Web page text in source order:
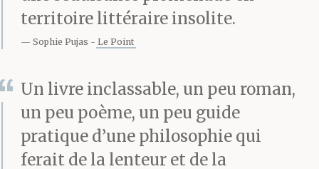
petit monde lui disait
salut, on t’attendait. Lui
glissait de plus en plus
bas et il a demandé au
petit monde : Mais c’est
territoire littéraire insolite.
Sophie Pujas Le Point
Un livre inclassable, un peu roman,
un peu poème, un peu guide
pratique d’une philosophie qui
ferait de la lenteur et de la